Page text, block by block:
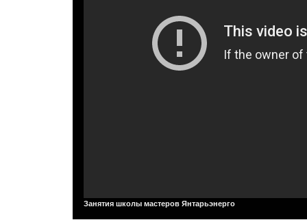
Занятия школы мастеров Янтарьэнерго